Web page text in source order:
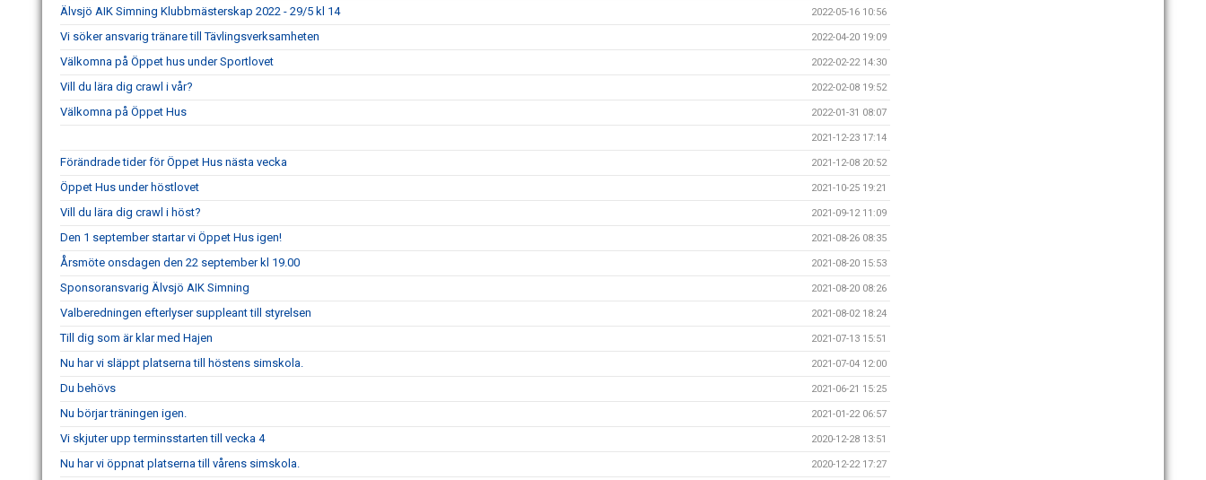
Älvsjö AIK Simning Klubbmästerskap 2022 - 29/5 kl 14 2022-05-16 10:56
Vi söker ansvarig tränare till Tävlingsverksamheten 2022-04-20 19:09
Välkomna på Öppet hus under Sportlovet 2022-02-22 14:30
Vill du lära dig crawl i vår? 2022-02-08 19:52
Välkomna på Öppet Hus 2022-01-31 08:07
2021-12-23 17:14
Förändrade tider för Öppet Hus nästa vecka 2021-12-08 20:52
Öppet Hus under höstlovet 2021-10-25 19:21
Vill du lära dig crawl i höst? 2021-09-12 11:09
Den 1 september startar vi Öppet Hus igen! 2021-08-26 08:35
Årsmöte onsdagen den 22 september kl 19.00 2021-08-20 15:53
Sponsoransvarig Älvsjö AIK Simning 2021-08-20 08:26
Valberedningen efterlyser suppleant till styrelsen 2021-08-02 18:24
Till dig som är klar med Hajen 2021-07-13 15:51
Nu har vi släppt platserna till höstens simskola. 2021-07-04 12:00
Du behövs 2021-06-21 15:25
Nu börjar träningen igen. 2021-01-22 06:57
Vi skjuter upp terminsstarten till vecka 4 2020-12-28 13:51
Nu har vi öppnat platserna till vårens simskola. 2020-12-22 17:27